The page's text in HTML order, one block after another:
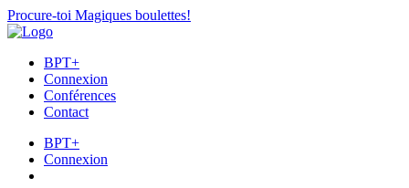
Procure-toi Magiques boulettes!
BPT+
Connexion
Conférences
Contact
BPT+
Connexion